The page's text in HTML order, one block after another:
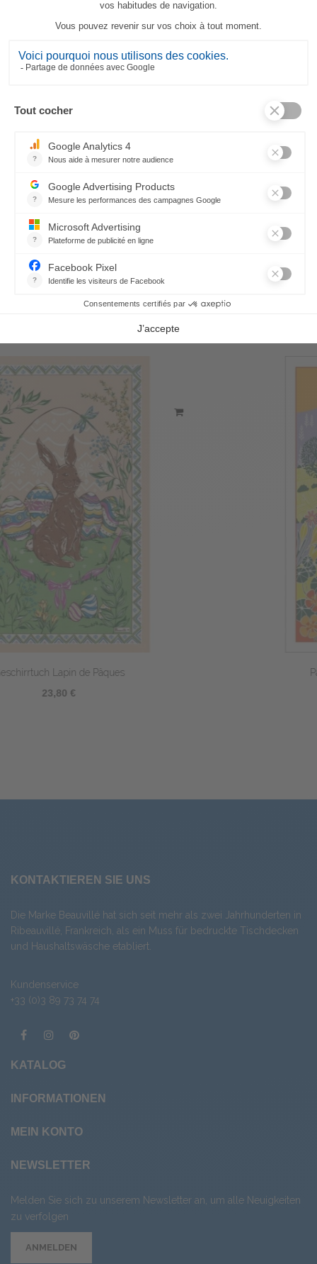
Les Bocaux Schürze
Pâques en fleurs Geschirrtuch
KONTAKTIEREN SIE UNS
Die Marke Beauvillé hat sich seit mehr als zwei Jahrhunderten in
Ribeauvillé, Frankreich, als ein Muss für bedruckte Tischdecken
und Haushaltswäsche etabliert.
Kundenservice
+33 (0)3 89 73 74 74
KATALOG
INFORMATIONEN
MEIN KONTO
NEWSLETTER
Melden Sie sich zu unserem Newsletter an, um alle Neuigkeiten
zu verfolgen
ANMELDEN